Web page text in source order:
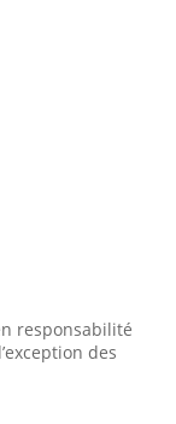
responsabilité
des